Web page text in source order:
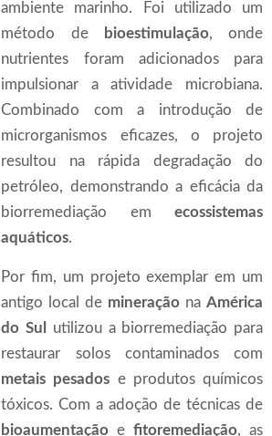
ambiente marinho. Foi utilizado um
método de
bioestimulação, onde
nutrientes foram adicionados para
impulsionar a atividade microbiana.
Combinado com a introdução de
microrganismos eficazes, o projeto
resultou na rápida degradação do
petróleo, demonstrando a eficácia da
biorremediação em ecossistemas
aquáticos.
Por fim, um projeto exemplar em um
antigo local de mineração naAmérica
do Sul
utilizou a biorremediação para
restaurar solos contaminados com
metais pesados e produtos químicos
tóxicos. Com a adoção de técnicas de
bioaumentação efitoremediação, as